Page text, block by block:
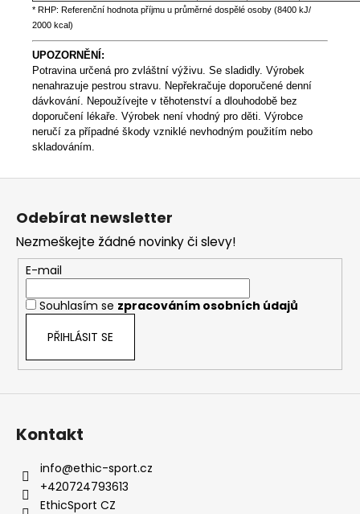
* RHP: Referenční hodnota příjmu u průměrné dospělé osoby (8400 kJ/
2000 kcal)
UPOZORNĚNÍ:
Potravina určená pro zvláštní výživu. Se sladidly. Výrobek
nenahrazuje pestrou stravu. Nepřekračuje doporučené denní
dávkování. Nepoužívejte v těhotenství a dlouhodobě bez
doporučení lékaře. Výrobek není vhodný pro děti. Výrobce
neručí za případné škody vzniklé nevhodným použitím nebo
skladováním.
Odebírat newsletter
Nezmeškejte žádné novinky či slevy!
E-mail
Souhlasím se zpracováním osobních údajů
PŘIHLÁSIT SE
Kontakt
info@ethic-sport.cz
+420724793613
EthicSport CZ